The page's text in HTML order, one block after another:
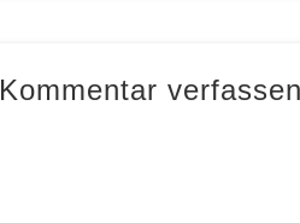
Kommentar verfassen